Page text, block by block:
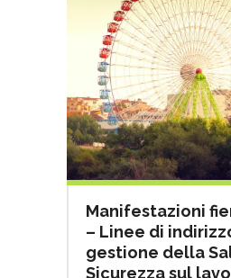
Manifestazioni
– Linee di
gestione della
Sicurezza sul